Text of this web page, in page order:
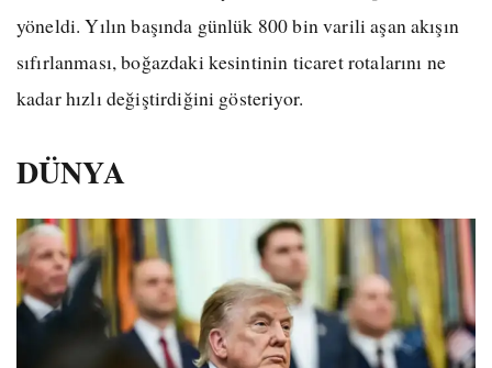
yöneldi. Yılın başında günlük 800 bin varili aşan akışın
sıfırlanması, boğazdaki kesintinin ticaret rotalarını ne
kadar hızlı değiştirdiğini gösteriyor.
DÜNYA